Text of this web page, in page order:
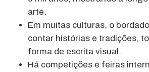
arte.
Em muitas culturas, o
contar histórias e tradições,
forma de escrita visual.
Há competições e feiras